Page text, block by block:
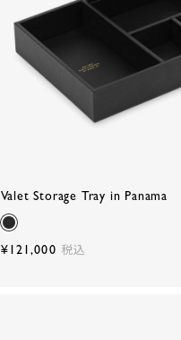
Valet Storage Tray in Panama
¥121,000 税込